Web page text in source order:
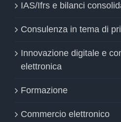
IAS/Ifrs e bilanci
Consulenza in tema di
Innovazione digitale e
elettronica
Formazione
Commercio elettronico